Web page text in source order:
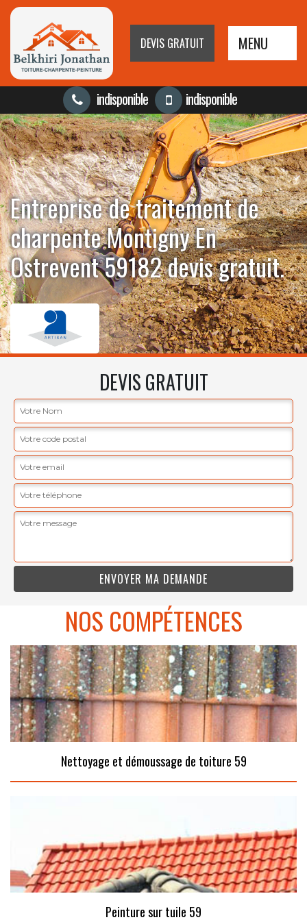
DEVIS GRATUIT MENU
indisponible indisponible
Entreprise de traitement de
charpente Montigny En
Ostrevent 59182 devis gratuit.
DEVIS GRATUIT
NOS COMPÉTENCES
Nettoyage et démoussage de toiture 59
Peinture sur tuile 59